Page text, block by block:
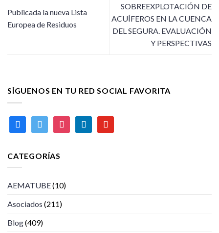
Publicada la nueva Lista
Europea de Residuos
SOBREEXPLOTACIÓN DE
ACUÍFEROS EN LA CUENCA
DEL SEGURA. EVALUACIÓN
Y PERSPECTIVAS
SÍGUENOS EN TU RED SOCIAL FAVORITA
facebooktwitter instagramlinkedin youtube
CATEGORÍAS
AEMATUBE(10)
Asociados (211)
Blog(409)